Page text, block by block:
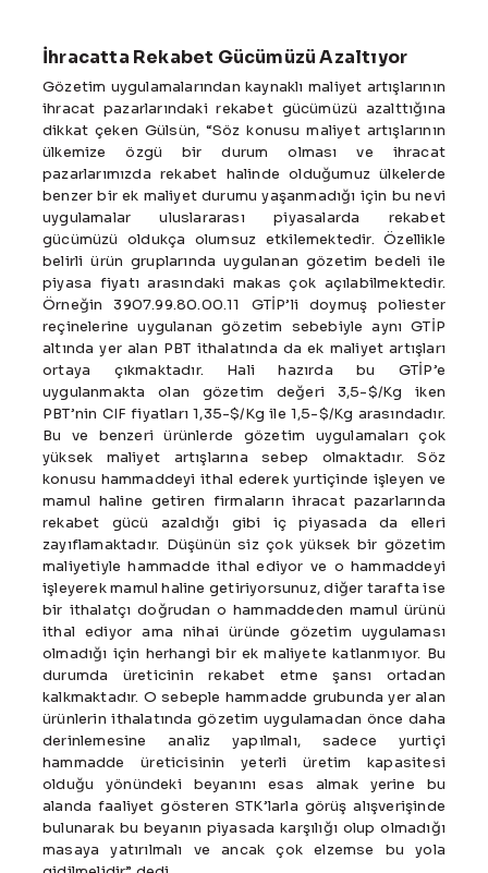
İhracatta Rekabet Gücümüzü Azaltıyor
Gözetim uygulamalarından kaynaklı maliyet artışlarının
ihracat pazarlarındaki rekabet gücümüzü azalttığına
dikkat çeken Gülsün, “Söz konusu maliyet artışlarının
ülkemize özgü bir durum olması ve ihracat
pazarlarımızda rekabet halinde olduğumuz ülkelerde
benzer bir ek maliyet durumu yaşanmadığı için bu nevi
uygulamalar uluslararası piyasalarda rekabet
gücümüzü oldukça olumsuz etkilemektedir. Özellikle
belirli ürün gruplarında uygulanan gözetim bedeli ile
piyasa fiyatı arasındaki makas çok açılabilmektedir.
Örneğin 3907.99.80.00.11 GTİP’li doymuş poliester
reçinelerine uygulanan gözetim sebebiyle aynı GTİP
altında yer alan PBT ithalatında da ek maliyet artışları
ortaya çıkmaktadır. Hali hazırda bu GTİP’e
uygulanmakta olan gözetim değeri 3,5-$/Kg iken
PBT’nin CIF fiyatları 1,35-$/Kg ile 1,5-$/Kg arasındadır.
Bu ve benzeri ürünlerde gözetim uygulamaları çok
yüksek maliyet artışlarına sebep olmaktadır. Söz
konusu hammaddeyi ithal ederek yurtiçinde işleyen ve
mamul haline getiren firmaların ihracat pazarlarında
rekabet gücü azaldığı gibi iç piyasada da elleri
zayıflamaktadır. Düşünün siz çok yüksek bir gözetim
maliyetiyle hammadde ithal ediyor ve o hammaddeyi
işleyerek mamul haline getiriyorsunuz, diğer tarafta ise
bir ithalatçı doğrudan o hammaddeden mamul ürünü
ithal ediyor ama nihai üründe gözetim uygulaması
olmadığı için herhangi bir ek maliyete katlanmıyor. Bu
durumda üreticinin rekabet etme şansı ortadan
kalkmaktadır. O sebeple hammadde grubunda yer alan
ürünlerin ithalatında gözetim uygulamadan önce daha
derinlemesine analiz yapılmalı, sadece yurtiçi
hammadde üreticisinin yeterli üretim kapasitesi
olduğu yönündeki beyanını esas almak yerine bu
alanda faaliyet gösteren STK’larla görüş alışverişinde
bulunarak bu beyanın piyasada karşılığı olup olmadığı
masaya yatırılmalı ve ancak çok elzemse bu yola